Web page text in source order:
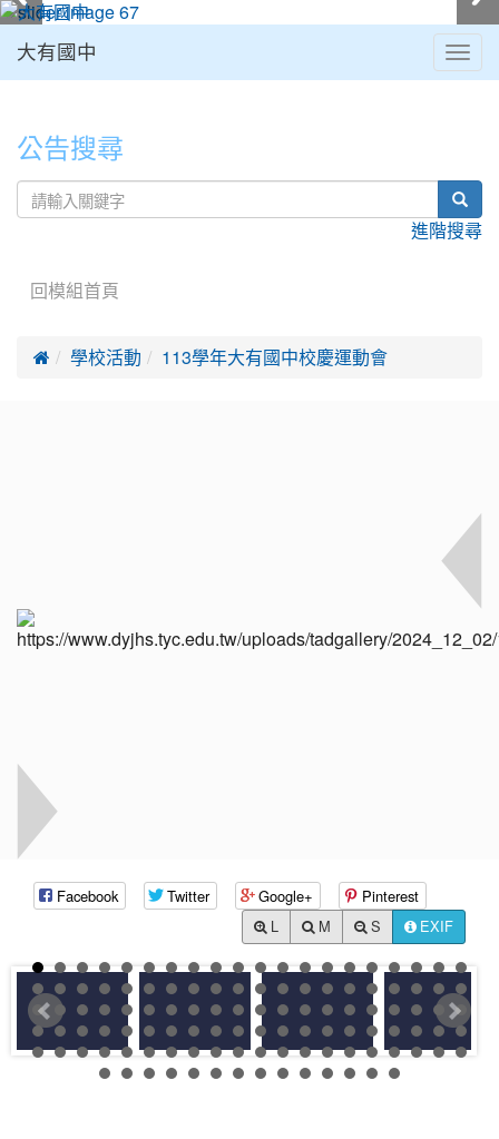
大有國中
公告搜尋
進階搜尋
回模組首頁
 學校活動 113學年大有國中校慶運動會
Facebook Twitter Google+ Pinterest
M S EXIF